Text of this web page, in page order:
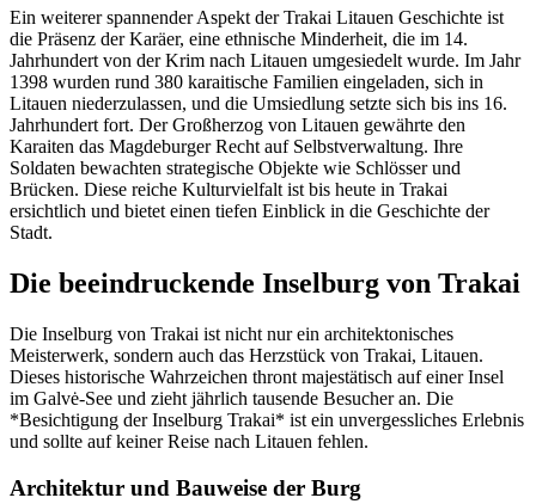
Ein weiterer spannender Aspekt der Trakai Litauen Geschichte ist
die Präsenz der Karäer, eine ethnische Minderheit, die im 14.
Jahrhundert von der Krim nach Litauen umgesiedelt wurde. Im Jahr
1398 wurden rund 380 karaitische Familien eingeladen, sich in
Litauen niederzulassen, und die Umsiedlung setzte sich bis ins 16.
Jahrhundert fort. Der Großherzog von Litauen gewährte den
Karaiten das Magdeburger Recht auf Selbstverwaltung. Ihre
Soldaten bewachten strategische Objekte wie Schlösser und
Brücken. Diese reiche Kulturvielfalt ist bis heute in Trakai
ersichtlich und bietet einen tiefen Einblick in die Geschichte der
Stadt.
Die beeindruckende Inselburg von Trakai
Die Inselburg von Trakai ist nicht nur ein architektonisches
Meisterwerk, sondern auch das Herzstück von Trakai, Litauen.
Dieses historische Wahrzeichen thront majestätisch auf einer Insel
im Galvė-See und zieht jährlich tausende Besucher an. Die
*Besichtigung der Inselburg Trakai* ist ein unvergessliches Erlebnis
und sollte auf keiner Reise nach Litauen fehlen.
Architektur und Bauweise der Burg